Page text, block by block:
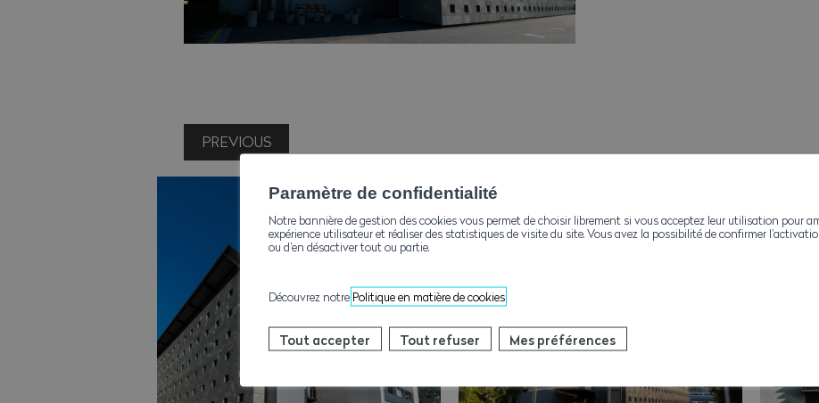
PREVIOUS
Paramètre de confidentialité
Notre bannière de gestion des cookies vous permet de choisir librement si vous acceptez leur utilisation pour
expérience utilisateur et réaliser des statistiques de visite du site. Vous avez la possibilité de confirmer
ou d’en désactiver tout ou partie.
Découvrez notre Politique en matière de cookies
Tout accepter Tout refuser Mes préférences